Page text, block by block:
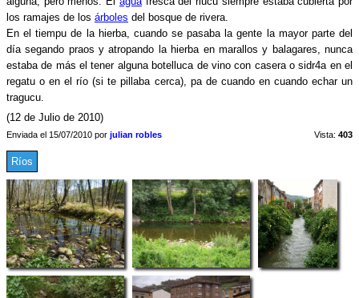
los ramajes de los árboles del bosque de rivera.
En el tiempu de la hierba, cuando se pasaba la gente la mayor parte del
día segando praos y atropando la hierba en marallos y balagares, nunca
estaba de más el tener alguna botelluca de vino con casera o sidr4a en el
regatu o en el río (si te pillaba cerca), pa de cuando en cuando echar un
tragucu.
(12 de Julio de 2010)
Enviada el 15/07/2010 por julian robles Vista: 403
Ríos